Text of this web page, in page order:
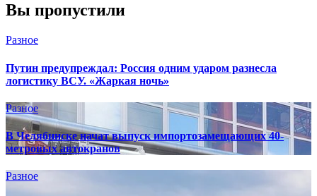
Вы пропустили
Разное
Путин предупреждал: Россия одним ударом разнесла
логистику ВСУ. «Жаркая ночь»
Разное
В Челябинске начат выпуск импортозамещающих 40-
метровых автокранов
Разное